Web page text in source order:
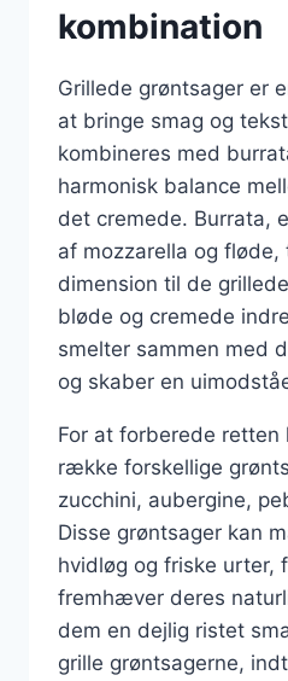
kombination
Grillede grøntsager er
at bringe smag og
kombineres med
harmonisk balance
det cremede. Burrata,
af mozzarella og fløde,
dimension til de
bløde og cremede
smelter sammen med
og skaber en
For at forberede
række forskellige
zucchini, aubergine,
Disse grøntsager kan
hvidløg og friske urter,
fremhæver deres
dem en dejlig ristet
grille grøntsagerne,